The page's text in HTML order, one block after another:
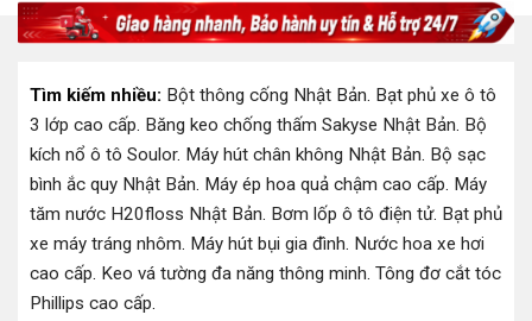
1.949.000
₫.
Tìm kiếm nhiều: Bột thông cống Nhật Bản. Bạt phủ xe ô tô
3 lớp cao cấp. Băng keo chống thấm Sakyse Nhật Bản. Bộ
kích nổ ô tô Soulor. Máy hút chân không Nhật Bản. Bộ sạc
bình ắc quy Nhật Bản. Máy ép hoa quả chậm cao cấp. Máy
tăm nước H20floss Nhật Bản. Bơm lốp ô tô điện tử. Bạt phủ
xe máy tráng nhôm. Máy hút bụi gia đình. Nước hoa xe hơi
cao cấp. Keo vá tường đa năng thông minh. Tông đơ cắt tóc
Phillips cao cấp.